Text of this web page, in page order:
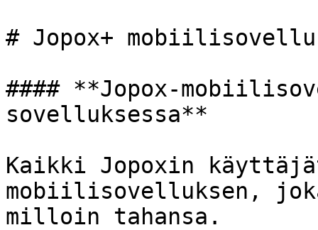
# Jopox+
#### **Jopox-
sovelluksessa**
Kaikki Jopoxin
mobiilisovelluksen,
milloin tahansa.